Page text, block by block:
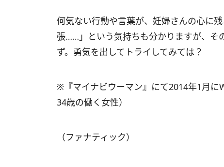
何気ない行動や言葉が、妊婦さんの心に
張……」という気持ちも分かりますが、そ
ず。勇気を出してトライしてみては？
※『マイナビウーマン』にて2014年1月に
34歳の働く女性）
（ファナティック）